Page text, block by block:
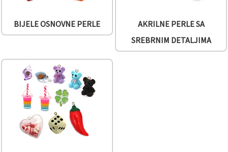
BIJELE OSNOVNE PERLE
AKRILNE PERLE SA
SREBRNIM DETALJIMA